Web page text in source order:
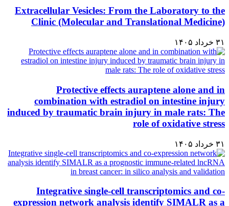
Extracellular Vesicles: From the Laboratory to the
Clinic (Molecular and Translational Medicine)
۳۱ خرداد ۱۴۰۵
Protective effects auraptene alone and in
combination with estradiol on intestine injury
induced by traumatic brain injury in male rats: The
role of oxidative stress
۳۱ خرداد ۱۴۰۵
Integrative single-cell transcriptomics and co-
expression network analysis identify SIMALR as a